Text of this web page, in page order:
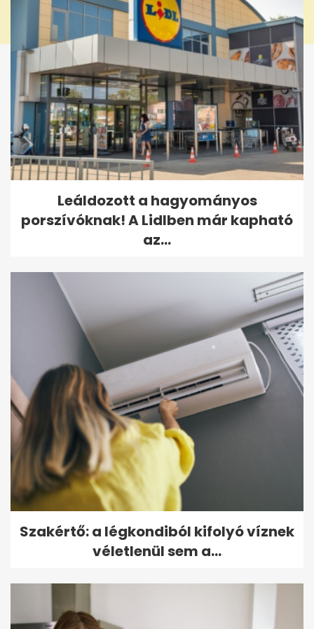
Leáldozott a hagyományos
porszívóknak! A Lidlben már kapható
az...
Szakértő: a légkondiból kifolyó víznek
véletlenül sem a...